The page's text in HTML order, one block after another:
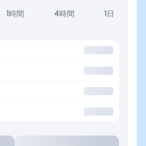
1時間 4時間 1日